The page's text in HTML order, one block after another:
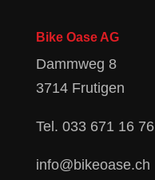
Bike Oase AG
Dammweg 8
3714 Frutigen
Tel. 033 671 16 76
info@bikeoase.ch